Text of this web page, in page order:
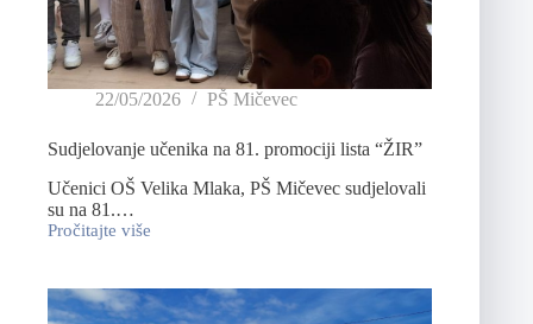
22/05/2026 PŠ Mičevec
Sudjelovanje učenika na 81. promociji lista “ŽIR”
Učenici OŠ Velika Mlaka, PŠ Mičevec sudjelovali
su na 81.…
Pročitajte više